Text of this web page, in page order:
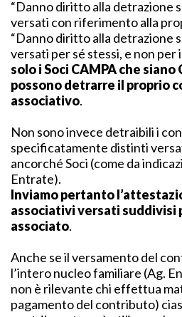
“Danno diritto alla detrazione
versati con riferimento alla
“Danno diritto alla detrazione
versati per sé stessi, e non per
solo i Soci CAMPA che
possono detrarre il proprio
associativo.
Non sono invece detraibili i
specificatamente distinti
ancorché Soci (come da
Entrate).
Inviamo pertanto
associativi versati suddivisi
associato.
Anche se il versamento del
l’intero nucleo familiare (Ag.
non è rilevante chi effettua
pagamento del contributo)